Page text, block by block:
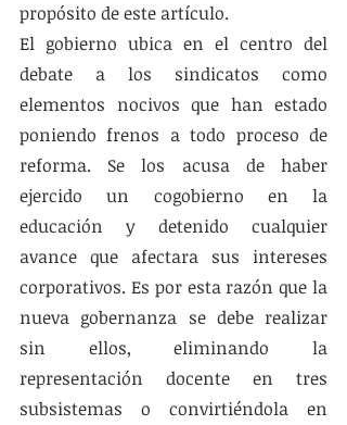
propósito de este artículo.
El gobierno ubica en el centro del
debate a los sindicatos como
elementos nocivos que han estado
poniendo frenos a todo proceso de
reforma. Se los acusa de haber
ejercido un cogobierno en la
educación y detenido cualquier
avance que afectara sus intereses
corporativos. Es por esta razón que la
nueva gobernanza se debe realizar
sin ellos, eliminando la
representación docente en tres
subsistemas o convirtiéndola en